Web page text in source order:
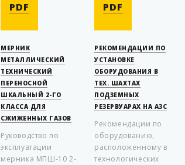
PDF
МЕРНИК
МЕТАЛЛИЧЕСКИЙ
ТЕХНИЧЕСКИЙ
ПЕРЕНОСНОЙ
ШКАЛЬНЫЙ 2-ГО
КЛАССА ДЛЯ
СЖИЖЕННЫХ ГАЗОВ
Руководство по
эксплуатации
мерника МПШ-10 2-
PDF
РЕКОМЕНДАЦИИ ПО
УСТАНОВКЕ
ОБОРУДОВАНИЯ В
ТЕХ. ШАХТАХ
ПОДЗЕМНЫХ
РЕЗЕРВУАРАХ НА АЗС
Рекомендации по
оборудованию,
расположенному в
технологических